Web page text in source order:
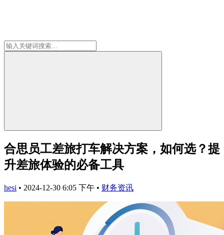
合思员工差旅打车解决方案，如何选？提
升差旅体验的必备工具
hesi • 2024-12-30 6:05 下午 • 财务资讯